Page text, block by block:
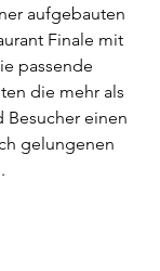
aufgebauten
Finale mit
passende
die mehr als
Besucher einen
gelungenen